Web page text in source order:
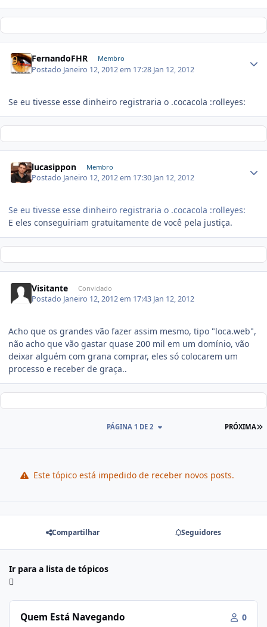
FernandoFHR Membro
Postado Janeiro 12, 2012 em 17:28 Jan 12, 2012
Se eu tivesse esse dinheiro registraria o .cocacola :rolleyes:
lucasippon Membro
Postado Janeiro 12, 2012 em 17:30 Jan 12, 2012
Se eu tivesse esse dinheiro registraria o .cocacola :rolleyes:
E eles conseguiriam gratuitamente de você pela justiça.
Visitante Convidado
Postado Janeiro 12, 2012 em 17:43 Jan 12, 2012
Acho que os grandes vão fazer assim mesmo, tipo "loca.web",
não acho que vão gastar quase 200 mil em um domínio, vão
deixar alguém com grana comprar, eles só colocarem um
processo e receber de graça..
PRÓXIMA
PÁGINA 1 DE 2
Este tópico está impedido de receber novos posts.
Compartilhar Seguidores
Ir para a lista de tópicos
Quem Está Navegando 0